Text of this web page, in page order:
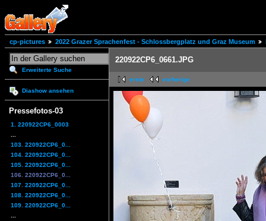
cp-pictures 2022 Grazer Sprachenfest - Schlossbergplatz und Graz Museum
Erweiterte Suche
Diashow ansehen
Pressefotos-03
1. 220922CP6_0003
103. 220922CP6_0...
104. 220922CP6_0...
105. 220922CP6_0...
106. 220922CP6_0...
107. 220922CP6_0...
108. 220922CP6_0...
109. 220922CP6_0...
220922CP6_0661.JPG
erste vorherige